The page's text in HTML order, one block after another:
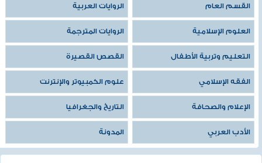
القسم العام الروايات العربية
العلوم الإسلامية الروايات المترجمة
التعليم وتربية الأطفال القصص القصيرة
الفقه الإسلامي علوم الكمبيوتر والإنترنت
الإعلام والصحافة التاريخ والجغرافيا
الأدب العربي المدونة